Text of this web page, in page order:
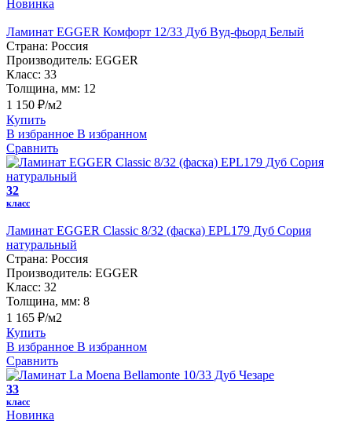
Новинка
Ламинат EGGER Комфорт 12/33 Дуб Вуд-фьорд Белый
Страна: Россия
Производитель: EGGER
Класс: 33
Толщина, мм: 12
1 150 ₽/м2
Купить
В избранное В избранном
Сравнить
32
класс
Ламинат EGGER Classic 8/32 (фаска) EPL179 Дуб Сория
натуральный
Страна: Россия
Производитель: EGGER
Класс: 32
Толщина, мм: 8
1 165 ₽/м2
Купить
В избранное В избранном
Сравнить
33
класс
Новинка